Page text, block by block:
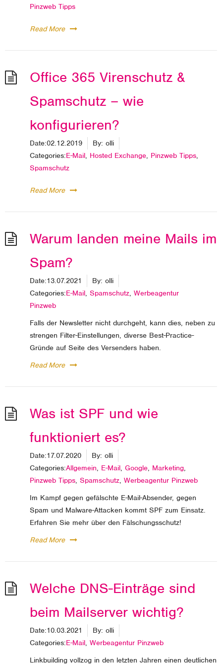
Pinzweb Tipps
Read More
Office 365 Virenschutz &
Spamschutz – wie
konfigurieren?
Date:02.12.2019 By: olli
Categories:E-Mail, Hosted Exchange, Pinzweb Tipps,
Spamschutz
Read More
Warum landen meine Mails im
Spam?
Date:13.07.2021 By: olli
Categories:E-Mail, Spamschutz, Werbeagentur
Pinzweb
Falls der Newsletter nicht durchgeht, kann dies, neben zu
strengen Filter-Einstellungen, diverse Best-Practice-
Gründe auf Seite des Versenders haben.
Read More
Was ist SPF und wie
funktioniert es?
Date:17.07.2020 By: olli
Categories:Allgemein, E-Mail, Google, Marketing,
Pinzweb Tipps, Spamschutz, Werbeagentur Pinzweb
Im Kampf gegen gefälschte E-Mail-Absender, gegen
Spam und Malware-Attacken kommt SPF zum Einsatz.
Erfahren Sie mehr über den Fälschungsschutz!
Read More
Welche DNS-Einträge sind
beim Mailserver wichtig?
Date:10.03.2021 By: olli
Categories:E-Mail, Werbeagentur Pinzweb
Linkbuilding vollzog in den letzten Jahren einen deutlichen